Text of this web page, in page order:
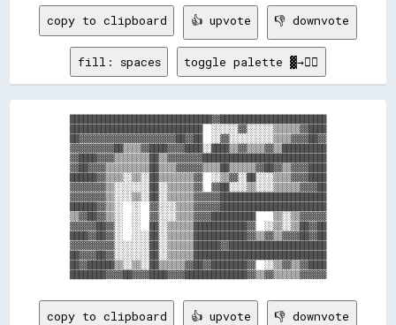
copy to clipboard 👍 upvote 👎 downvote
fill: spaces toggle palette ▓→✊🏽
████████████████████████████████▓▓████████████████████████
██████████████████████████████  ░░░░░░▓▓░░░░░░▒▒▒▒▒▒▓▓████
██▓▓▓▓▓▓▓▓▓▓▓▓▓▓▓▓▓▓▓▓▓▓██▓▓██  ░░▓▓░░░░░░░░░░▒▒▒▒▓▓▓▓██▓▓
▓▓▓▓▓▓▓▓▓▓██▒▒▒▒▓▓████▓▓▓▓████░░████▒▒▓▓▒▒▒▒▓▓▒▒██████████
▓▓████▓▓▓▓▒▒▒▒▒▒▒▒██▒▒▓▓▓▓▓▓▓▓████████████████████████████
▓▓██▓▓▓▓▒▒▒▒▒▒▒▒▒▒██▒▒▒▒▓▓▓▓▓▓▒▒▒▒██▒▒▒▒▒▒▓▓██▓▓▒▒▓▓▓▓████
██████▓▓▒▒▒▒░░▒▒░░██▒▒▒▒▒▒▒▒▓▓  ░░▒▒▓▓░░██░░░░▒▒▒▒▓▓▓▓████
▓▓▓▓▓▓▓▓▒▒░░░░░░░░██░░▒▒▒▒▒▒▓▓  ▓▓██░░░░▒▒░░░░▒▒▒▒▒▒▓▓▓▓██
▓▓▓▓▓▓▓▓▒▒░░░░▒▒░░██░░▒▒▒▒▒▒▓▓▓▓▓▓████████████████████████
██████▓▓▒▒░░  ░░  ▓▓░░░░▒▒▒▒▓▓▓▓▓▓████████████████████████
▒▒▓▓██▓▓▒▒░░  ░░  ▓▓░░░░▒▒▒▒▓▓▓▓██████████    ▒▒░░▒▒▓▓▓▓▓▓
▓▓▓▓▓▓██▓▓░░  ░░  ██░░▒▒▒▒▒▒████████████▓▓  ░░▒▒░░▒▒██▓▓██
████▓▓██▓▓░░  ░░░░██░░▒▒▒▒▒▒████████████▓▓▒▒▓▓▒▒▓▓▓▓██▓▓██
▓▓▓▓▓▓▓▓▓▓░░░░░░░░██░░▒▒▒▒▒▒██████▓▓██████████████████████
██▓▓▓▓██▓▓░░░░░░░░██░░▒▒▒▒▒▒██████████████████████████████
██▓▓██████▒▒░░▒▒░░██▒▒▒▒▒▒▓▓██▓▓████████▓▓  ░░▒▒▓▓▒▒▓▓████
copy to clipboard 👍 upvote 👎 downvote